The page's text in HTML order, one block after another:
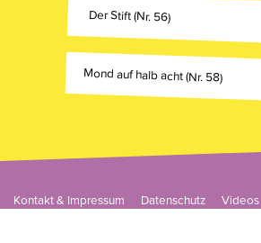
Der Stift (Nr. 56)
Mond auf halb acht (Nr. 58)
Kontakt & Impressum Datenschutz Videos